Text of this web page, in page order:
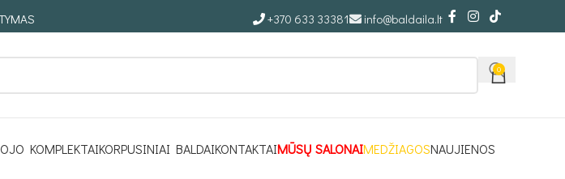
+370 633 33381 info@baldaila.lt
0
KOMPLEKTAIKORPUSINIAI BALDAIKONTAKTAIMŪSŲ SALONAIMEDŽIAGOSNAUJIENOS